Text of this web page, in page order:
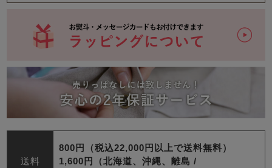
送料
800円（税込22,000円以上で送料無料）
1,600円（北海道、沖縄、離島 /